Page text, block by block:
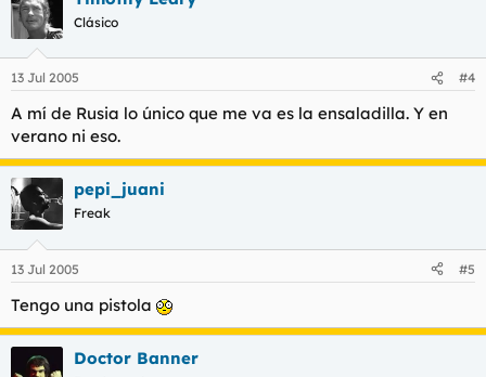
Clásico
13 Jul 2005 #4
A mí de Rusia lo único que me va es la ensaladilla. Y en
verano ni eso.
pepi_juani
Freak
13 Jul 2005 #5
Tengo una pistola
Doctor Banner